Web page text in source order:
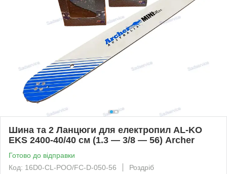
Шина та 2 Ланцюги для електропил AL-KO
EKS 2400-40/40 см (1.3 — 3/8 — 56) Archer
Готово до відправки
Код: 16D0-CL-POO/FC-D-050-56
Роздріб